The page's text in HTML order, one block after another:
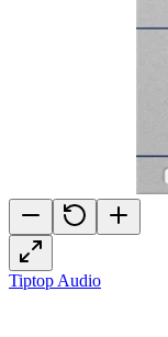
Tiptop Audio